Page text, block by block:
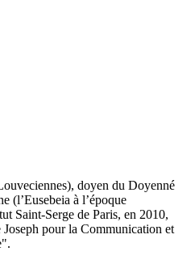
doyen du Doyenné
(l’Eusebeia à l’époque
Saint-Serge de Paris, en 2010,
pour la Communication et